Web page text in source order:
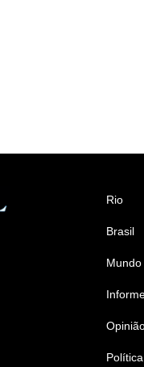
Rio
Brasil
Mundo
Política